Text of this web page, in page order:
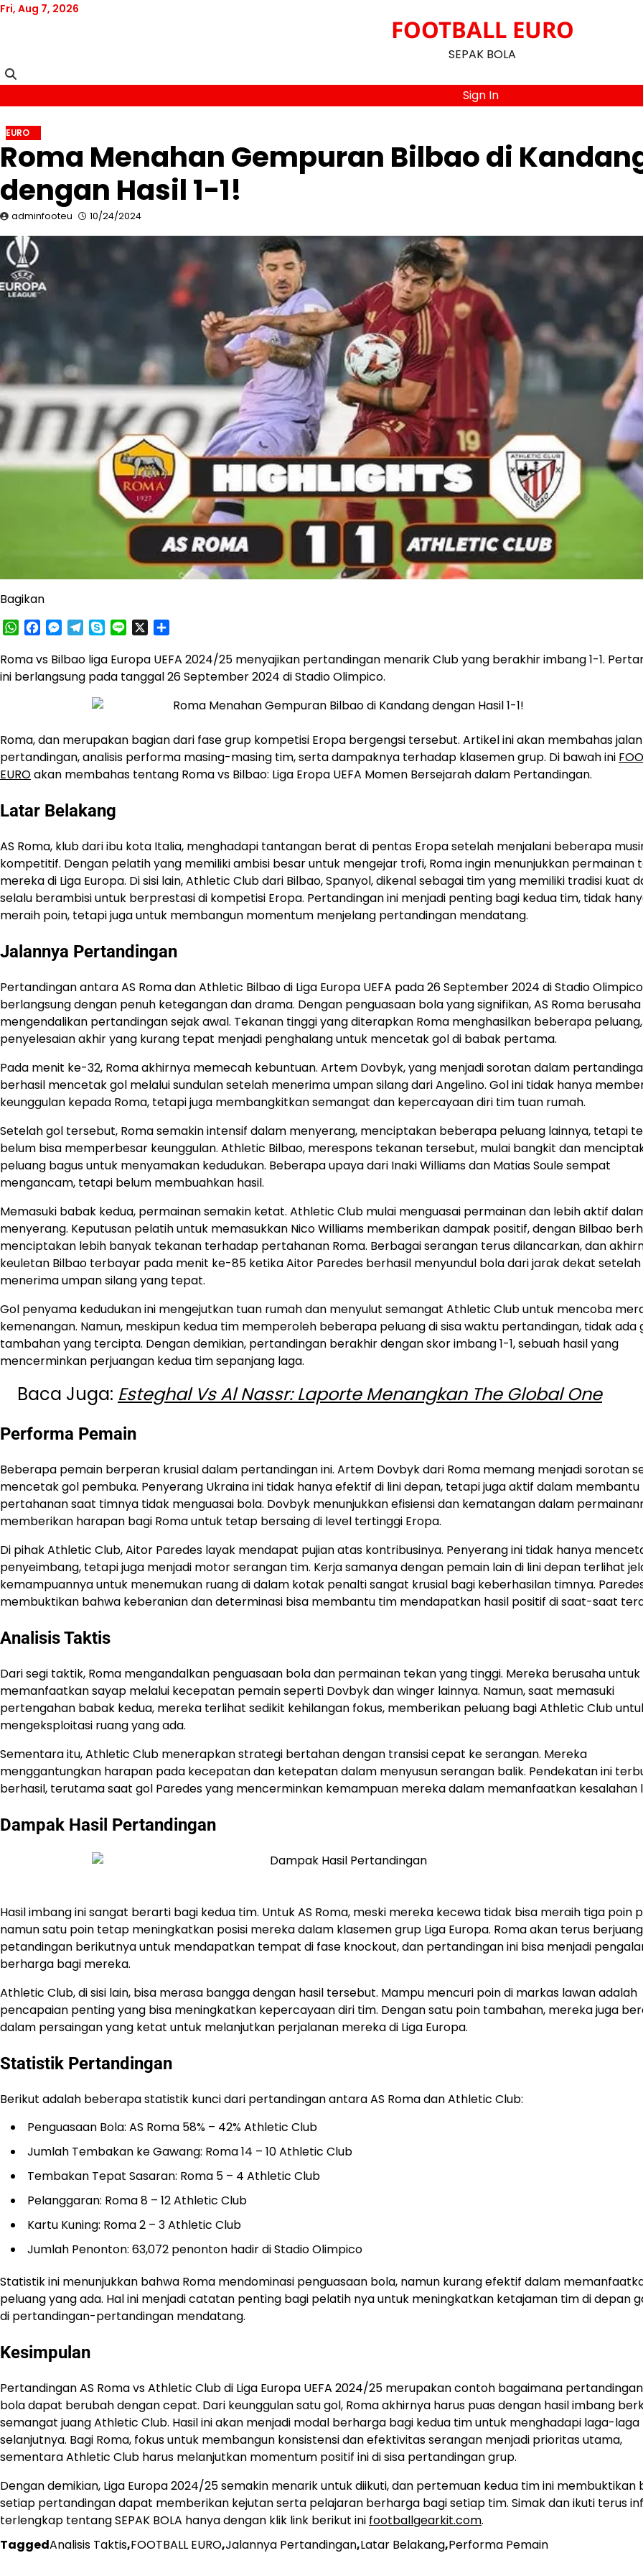
Skip
Fri, Aug 7, 2026
FOOTBALL EURO
SEPAK BOLA
Sign In
EURO
Roma Menahan Gempuran Bilbao di
dengan Hasil 1-1!
adminfooteu 10/24/2024
Bagikan
WhatsApp
Facebook
Messenger
Telegram
SkypeLine
Roma vs Bilbao liga Europa UEFA 2024/25 menyajikan pertandingan menarik Club yang berakhir imbang 1-1.
ini berlangsung pada tanggal 26 September 2024 di Stadio Olimpico.
Roma, dan merupakan bagian dari fase grup kompetisi Eropa bergengsi tersebut. Artikel ini akan membahas
pertandingan, analisis performa masing-masing tim, serta dampaknya terhadap klasemen grup. Di bawah ini
EUROakan membahas tentang Roma vs Bilbao: Liga Eropa UEFA Momen Bersejarah dalam Pertandingan.
Latar Belakang
AS Roma, klub dari ibu kota Italia, menghadapi tantangan berat di pentas Eropa setelah menjalani beberapa
kompetitif. Dengan pelatih yang memiliki ambisi besar untuk mengejar trofi, Roma ingin menunjukkan permainan
mereka di Liga Europa. Di sisi lain, Athletic Club dari Bilbao, Spanyol, dikenal sebagai tim yang memiliki tradisi kuat
selalu berambisi untuk berprestasi di kompetisi Eropa. Pertandingan ini menjadi penting bagi kedua tim, tidak
meraih poin, tetapi juga untuk membangun momentum menjelang pertandingan mendatang.
Jalannya Pertandingan
Pertandingan antara AS Roma dan Athletic Bilbao di Liga Europa UEFA pada 26 September 2024 di Stadio Olimpico
berlangsung dengan penuh ketegangan dan drama. Dengan penguasaan bola yang signifikan, AS Roma berusaha
mengendalikan pertandingan sejak awal. Tekanan tinggi yang diterapkan Roma menghasilkan beberapa
penyelesaian akhir yang kurang tepat menjadi penghalang untuk mencetak gol di babak pertama.
Pada menit ke-32, Roma akhirnya memecah kebuntuan. Artem Dovbyk, yang menjadi sorotan dalam
berhasil mencetak gol melalui sundulan setelah menerima umpan silang dari Angelino. Gol ini tidak hanya
keunggulan kepada Roma, tetapi juga membangkitkan semangat dan kepercayaan diri tim tuan rumah.
Setelah gol tersebut, Roma semakin intensif dalam menyerang, menciptakan beberapa peluang lainnya, tetapi
belum bisa memperbesar keunggulan. Athletic Bilbao, merespons tekanan tersebut, mulai bangkit dan
peluang bagus untuk menyamakan kedudukan. Beberapa upaya dari Inaki Williams dan Matias Soule sempat
mengancam, tetapi belum membuahkan hasil.
Memasuki babak kedua, permainan semakin ketat. Athletic Club mulai menguasai permainan dan lebih aktif
menyerang. Keputusan pelatih untuk memasukkan Nico Williams memberikan dampak positif, dengan Bilbao
menciptakan lebih banyak tekanan terhadap pertahanan Roma. Berbagai serangan terus dilancarkan, dan
keuletan Bilbao terbayar pada menit ke-85 ketika Aitor Paredes berhasil menyundul bola dari jarak dekat setelah
menerima umpan silang yang tepat.
Gol penyama kedudukan ini mengejutkan tuan rumah dan menyulut semangat Athletic Club untuk mencoba
kemenangan. Namun, meskipun kedua tim memperoleh beberapa peluang di sisa waktu pertandingan, tidak ada
tambahan yang tercipta. Dengan demikian, pertandingan berakhir dengan skor imbang 1-1, sebuah hasil yang
mencerminkan perjuangan kedua tim sepanjang laga.
Baca Juga: Esteghal Vs Al Nassr: Laporte Menangkan The Global One
Performa Pemain
Beberapa pemain berperan krusial dalam pertandingan ini. Artem Dovbyk dari Roma memang menjadi sorotan
mencetak gol pembuka. Penyerang Ukraina ini tidak hanya efektif di lini depan, tetapi juga aktif dalam membantu
pertahanan saat timnya tidak menguasai bola. Dovbyk menunjukkan efisiensi dan kematangan dalam
memberikan harapan bagi Roma untuk tetap bersaing di level tertinggi Eropa.
Di pihak Athletic Club, Aitor Paredes layak mendapat pujian atas kontribusinya. Penyerang ini tidak hanya
penyeimbang, tetapi juga menjadi motor serangan tim. Kerja samanya dengan pemain lain di lini depan terlihat
kemampuannya untuk menemukan ruang di dalam kotak penalti sangat krusial bagi keberhasilan timnya.
membuktikan bahwa keberanian dan determinasi bisa membantu tim mendapatkan hasil positif di saat-saat
Analisis Taktis
Dari segi taktik, Roma mengandalkan penguasaan bola dan permainan tekan yang tinggi. Mereka berusaha untuk
memanfaatkan sayap melalui kecepatan pemain seperti Dovbyk dan winger lainnya. Namun, saat memasuki
pertengahan babak kedua, mereka terlihat sedikit kehilangan fokus, memberikan peluang bagi Athletic Club
mengeksploitasi ruang yang ada.
Sementara itu, Athletic Club menerapkan strategi bertahan dengan transisi cepat ke serangan. Mereka
menggantungkan harapan pada kecepatan dan ketepatan dalam menyusun serangan balik. Pendekatan ini
berhasil, terutama saat gol Paredes yang mencerminkan kemampuan mereka dalam memanfaatkan kesalahan
Dampak Hasil Pertandingan
​Hasil imbang ini sangat berarti bagi kedua tim.​ Untuk AS Roma, meski mereka kecewa tidak bisa meraih tiga poin
namun satu poin tetap meningkatkan posisi mereka dalam klasemen grup Liga Europa. Roma akan terus
petandingan berikutnya untuk mendapatkan tempat di fase knockout, dan pertandingan ini bisa menjadi
berharga bagi mereka.
Athletic Club, di sisi lain, bisa merasa bangga dengan hasil tersebut. Mampu mencuri poin di markas lawan adalah
pencapaian penting yang bisa meningkatkan kepercayaan diri tim. Dengan satu poin tambahan, mereka juga
dalam persaingan yang ketat untuk melanjutkan perjalanan mereka di Liga Europa.
Statistik Pertandingan
Berikut adalah beberapa statistik kunci dari pertandingan antara AS Roma dan Athletic Club:
Penguasaan Bola: AS Roma 58% – 42% Athletic Club
Jumlah Tembakan ke Gawang: Roma 14 – 10 Athletic Club
Tembakan Tepat Sasaran: Roma 5 – 4 Athletic Club
Pelanggaran: Roma 8 – 12 Athletic Club
Kartu Kuning: Roma 2 – 3 Athletic Club
Jumlah Penonton: 63,072 penonton hadir di Stadio Olimpico
Statistik ini menunjukkan bahwa Roma mendominasi penguasaan bola, namun kurang efektif dalam
peluang yang ada. Hal ini menjadi catatan penting bagi pelatih nya untuk meningkatkan ketajaman tim di depan
di pertandingan-pertandingan mendatang.
Kesimpulan
Pertandingan AS Roma vs Athletic Club di Liga Europa UEFA 2024/25 merupakan contoh bagaimana
bola dapat berubah dengan cepat. Dari keunggulan satu gol, Roma akhirnya harus puas dengan hasil imbang
semangat juang Athletic Club. Hasil ini akan menjadi modal berharga bagi kedua tim untuk menghadapi laga-laga
selanjutnya. Bagi Roma, fokus untuk membangun konsistensi dan efektivitas serangan menjadi prioritas utama,
sementara Athletic Club harus melanjutkan momentum positif ini di sisa pertandingan grup.
Dengan demikian, Liga Europa 2024/25 semakin menarik untuk diikuti, dan pertemuan kedua tim ini membuktikan
setiap pertandingan dapat memberikan kejutan serta pelajaran berharga bagi setiap tim. Simak dan ikuti terus
terlengkap tentang SEPAK BOLA hanya dengan klik link berikut ini footballgearkit.com.
TaggedAnalisis Taktis,FOOTBALL EURO,Jalannya Pertandingan,Latar Belakang,Performa Pemain